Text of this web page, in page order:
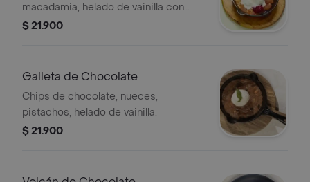
macadamia, helado de vainilla con
salsa de mora.
$ 21.900
Galleta de Chocolate
Chips de chocolate, nueces,
pistachos, helado de vainilla.
$ 21.900